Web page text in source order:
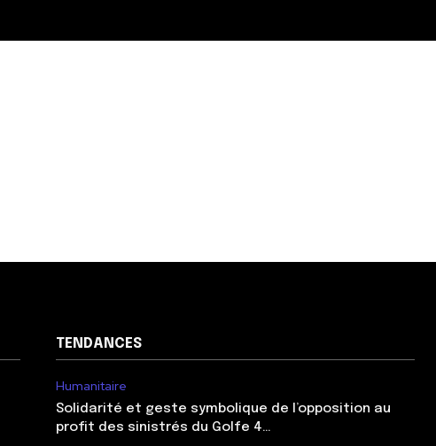
TENDANCES
Humanitaire
Solidarité et geste symbolique de l’opposition au
profit des sinistrés du Golfe 4…